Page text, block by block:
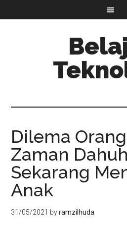
Dilema
Zaman
Sekarang
Anak
31/05/2021 byramzilhuda